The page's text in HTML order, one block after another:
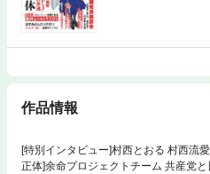
作品情報
[特別インタビュー]村西とおる 村西流
正体]余命プロジェクトチーム 共産党と